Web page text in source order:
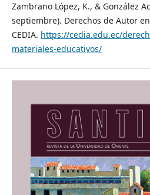
Zambrano López, K., & González
septiembre). Derechos de Autor
CEDIA. https://cedia.edu.ec/
materiales-educativos/